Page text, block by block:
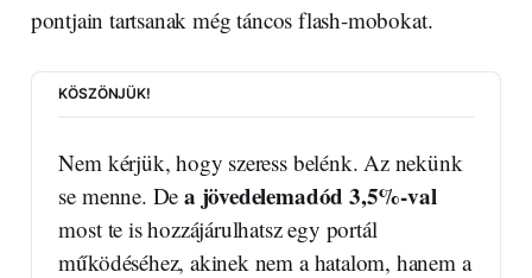
pontjain tartsanak még táncos flash-mobokat.
KÖSZÖNJÜK!
Nem kérjük, hogy szeress belénk. Az nekünk
se menne. De a jövedelemadód 3,5%-val
most te is hozzájárulhatsz egy portál
működéséhez, akinek nem a hatalom, hanem a